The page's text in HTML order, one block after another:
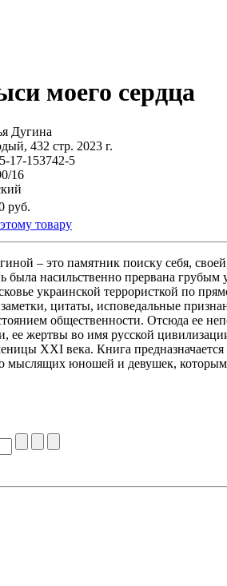
моего сердца
Дугина
432 стр. 2023 г.
17-153742-5
16
руб.
товару
– это памятник поиску себя,
была насильственно прервана
украинской террористкой по
заметки, цитаты, исповедальные
общественности. Отсюда ее
ее жертвы во имя русской
XXI века. Книга
мыслящих юношей и девушек, которым